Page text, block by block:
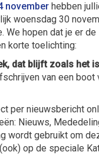
november hebben
woensdag 30
We hopen dat je er
korte toelichting:
dat blijft zoals het is
van een
per nieuwsbericht
Nieuws,
wordt gebruikt om
op de speciale